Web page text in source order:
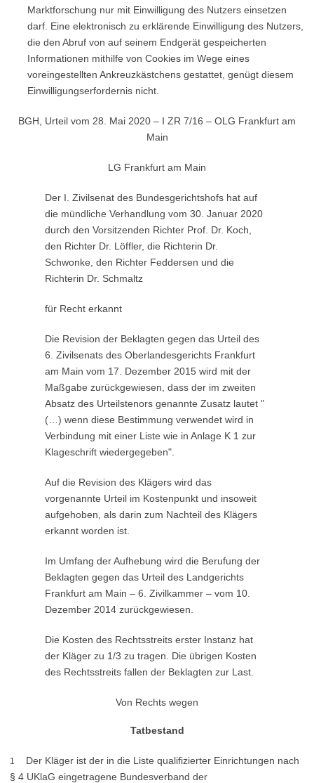
Marktforschung nur mit Einwilligung des Nutzers einsetzen
darf. Eine elektronisch zu erklärende Einwilligung des Nutzers,
die den Abruf von auf seinem Endgerät gespeicherten
Informationen mithilfe von Cookies im Wege eines
voreingestellten Ankreuzkästchens gestattet, genügt diesem
Einwilligungserfordernis nicht.
BGH, Urteil vom 28. Mai 2020 – I ZR 7/16 – OLG Frankfurt am
Main
LG Frankfurt am Main
Der I. Zivilsenat des Bundesgerichtshofs hat auf
die mündliche Verhandlung vom 30. Januar 2020
durch den Vorsitzenden Richter Prof. Dr. Koch,
den Richter Dr. Löffler, die Richterin Dr.
Schwonke, den Richter Feddersen und die
Richterin Dr. Schmaltz
für Recht erkannt
Die Revision der Beklagten gegen das Urteil des
6. Zivilsenats des Oberlandesgerichts Frankfurt
am Main vom 17. Dezember 2015 wird mit der
Maßgabe zurückgewiesen, dass der im zweiten
Absatz des Urteilstenors genannte Zusatz lautet "
(…) wenn diese Bestimmung verwendet wird in
Verbindung mit einer Liste wie in Anlage K 1 zur
Klageschrift wiedergegeben".
Auf die Revision des Klägers wird das
vorgenannte Urteil im Kostenpunkt und insoweit
aufgehoben, als darin zum Nachteil des Klägers
erkannt worden ist.
Im Umfang der Aufhebung wird die Berufung der
Beklagten gegen das Urteil des Landgerichts
Frankfurt am Main – 6. Zivilkammer – vom 10.
Dezember 2014 zurückgewiesen.
Die Kosten des Rechtsstreits erster Instanz hat
der Kläger zu 1/3 zu tragen. Die übrigen Kosten
des Rechtsstreits fallen der Beklagten zur Last.
Von Rechts wegen
Tatbestand
1
Der Kläger ist der in die Liste qualifizierter Einrichtungen nach
§ 4 UKlaG eingetragene Bundesverband der